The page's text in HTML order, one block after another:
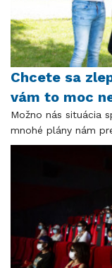
Chcete sa
vám to moc
Možno nás situácia
mnohé plány nám